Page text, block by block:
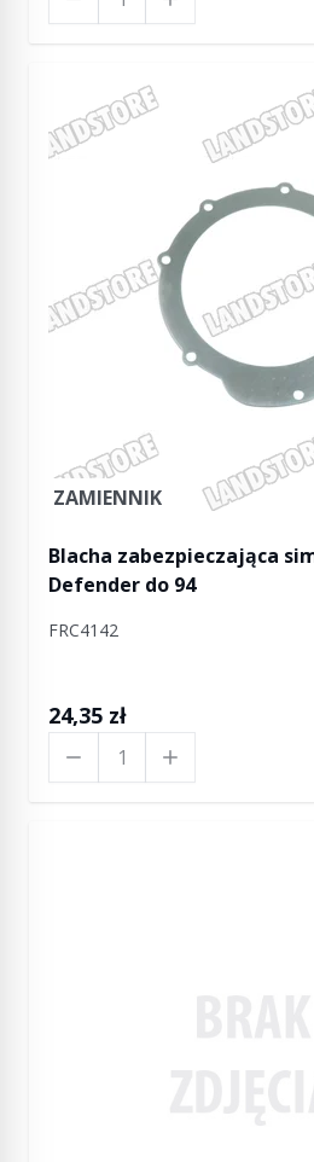
ZAMIENNIK
Blacha zabezpieczająca
Defender do 94
FRC4142
24,35 zł